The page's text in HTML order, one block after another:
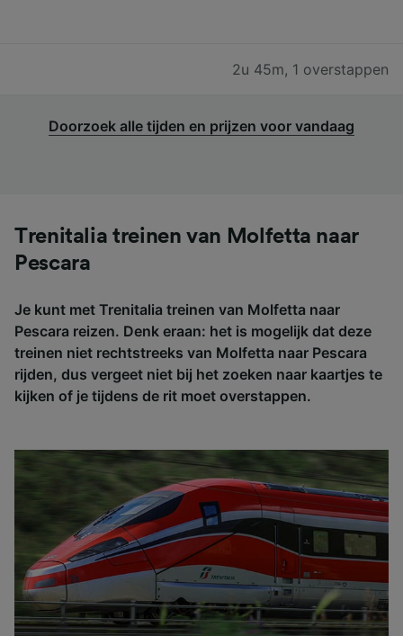
2u 45m, 1 overstappen
Doorzoek alle tijden en prijzen voor vandaag
Trenitalia treinen van Molfetta naar
Pescara
Je kunt met Trenitalia treinen van Molfetta naar
Pescara reizen. Denk eraan: het is mogelijk dat deze
treinen niet rechtstreeks van Molfetta naar Pescara
rijden, dus vergeet niet bij het zoeken naar kaartjes te
kijken of je tijdens de rit moet overstappen.